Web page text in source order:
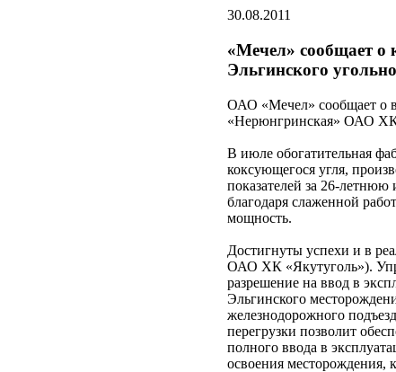
30.08.2011
«Мечел» сообщает о
Эльгинского
ОАО «Мечел» сообщает о
«Нерюнгринская» ОАО ХК
В июле обогатительная
коксующегося угля,
показателей за 26-
благодаря слаженной
мощность.
Достигнуты успехи и в
ОАО ХК «Якутуголь»).
разрешение на ввод в
Эльгинского
железнодорожного
перегрузки позволит
полного ввода в
освоения месторождения,